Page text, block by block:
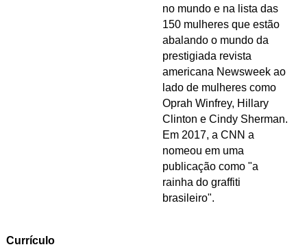
no mundo e na lista das
150 mulheres que estão
abalando o mundo da
prestigiada revista
americana Newsweek ao
lado de mulheres como
Oprah Winfrey, Hillary
Clinton e Cindy Sherman.
Em 2017, a CNN a
nomeou em uma
publicação como "a
rainha do graffiti
brasileiro".
Currículo